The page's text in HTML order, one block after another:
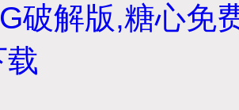
破解版,糖心免